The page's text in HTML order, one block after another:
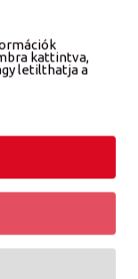
kattintva,
letilthatja a